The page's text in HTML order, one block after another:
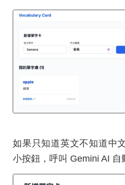
如果只知道英文不知道中
小按鈕，呼叫 Gemini AI 自